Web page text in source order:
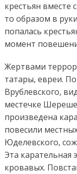
крестьян вместе
то образом в
попалась
момент
Жертвами
татары, евреи.
Врублевского,
местечке
произведена
повесили
Юделевского,
Эта карательная
кровавых.